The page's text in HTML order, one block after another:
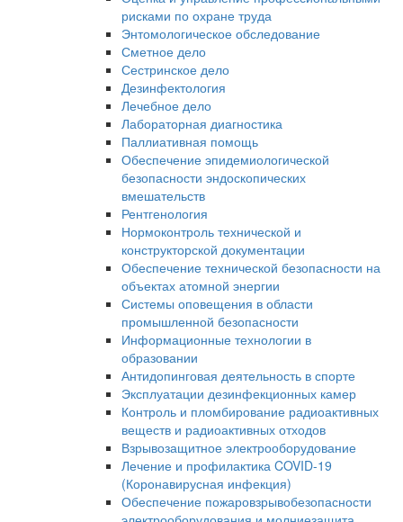
рисками по охране труда
Энтомологическое обследование
Сметное дело
Сестринское дело
Дезинфектология
Лечебное дело
Лабораторная диагностика
Паллиативная помощь
Обеспечение эпидемиологической
безопасности эндоскопических
вмешательств
Рентгенология
Нормоконтроль технической и
конструкторской документации
Обеспечение технической безопасности на
объектах атомной энергии
Системы оповещения в области
промышленной безопасности
Информационные технологии в
образовании
Антидопинговая деятельность в спорте
Эксплуатации дезинфекционных камер
Контроль и пломбирование радиоактивных
веществ и радиоактивных отходов
Взрывозащитное электрооборудование
Лечение и профилактика COVID-19
(Коронавирусная инфекция)
Обеспечение пожаровзрывобезопасности